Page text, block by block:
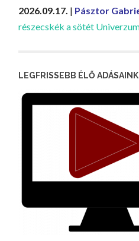
2026.09.17. | Pásztor
részecskék a sötét
LEGFRISSEBB ÉLŐ ADÁSAINK